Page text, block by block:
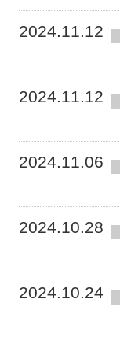
2024.11.12
2024.11.12
2024.11.06
2024.10.28
2024.10.24